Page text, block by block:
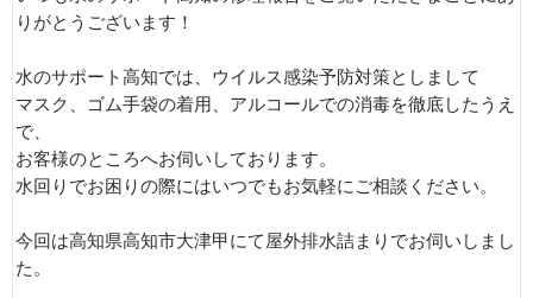
りがとうございます！
水のサポート高知では、ウイルス感染予防対策としまして
マスク、ゴム手袋の着用、アルコールでの消毒を徹底したうえ
で、
お客様のところへお伺いしております。
水回りでお困りの際にはいつでもお気軽にご相談ください。
今回は高知県高知市大津甲にて屋外排水詰まりでお伺いしまし
た。